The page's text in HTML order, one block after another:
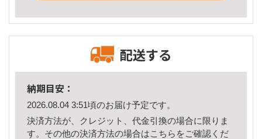
配送する
納期目安：
2026.08.04 3:51頃のお届け予定です。
決済方法が、クレジット、代金引換の場合に限りま
す。その他の決済方法の場合はこちら をご確認くだ